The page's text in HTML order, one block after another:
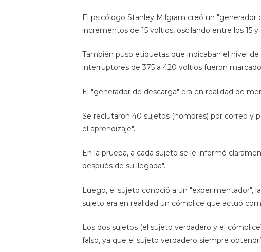
El psicólogo Stanley Milgram creó un
incrementos de 15 voltios, oscilando entre los 15 y
También puso etiquetas que indicaban el nivel
interruptores de 375 a 420 voltios fueron
El "generador de descarga" era en realidad de
Se reclutaron 40 sujetos (hombres) por correo y
el aprendizaje".
En la prueba, a cada sujeto se le informó
después de su llegada".
Luego, el sujeto conoció a un "experimentador",
sujeto era en realidad un cómplice que actuó
Los dos sujetos (el sujeto verdadero y el
falso, ya que el sujeto verdadero siempre